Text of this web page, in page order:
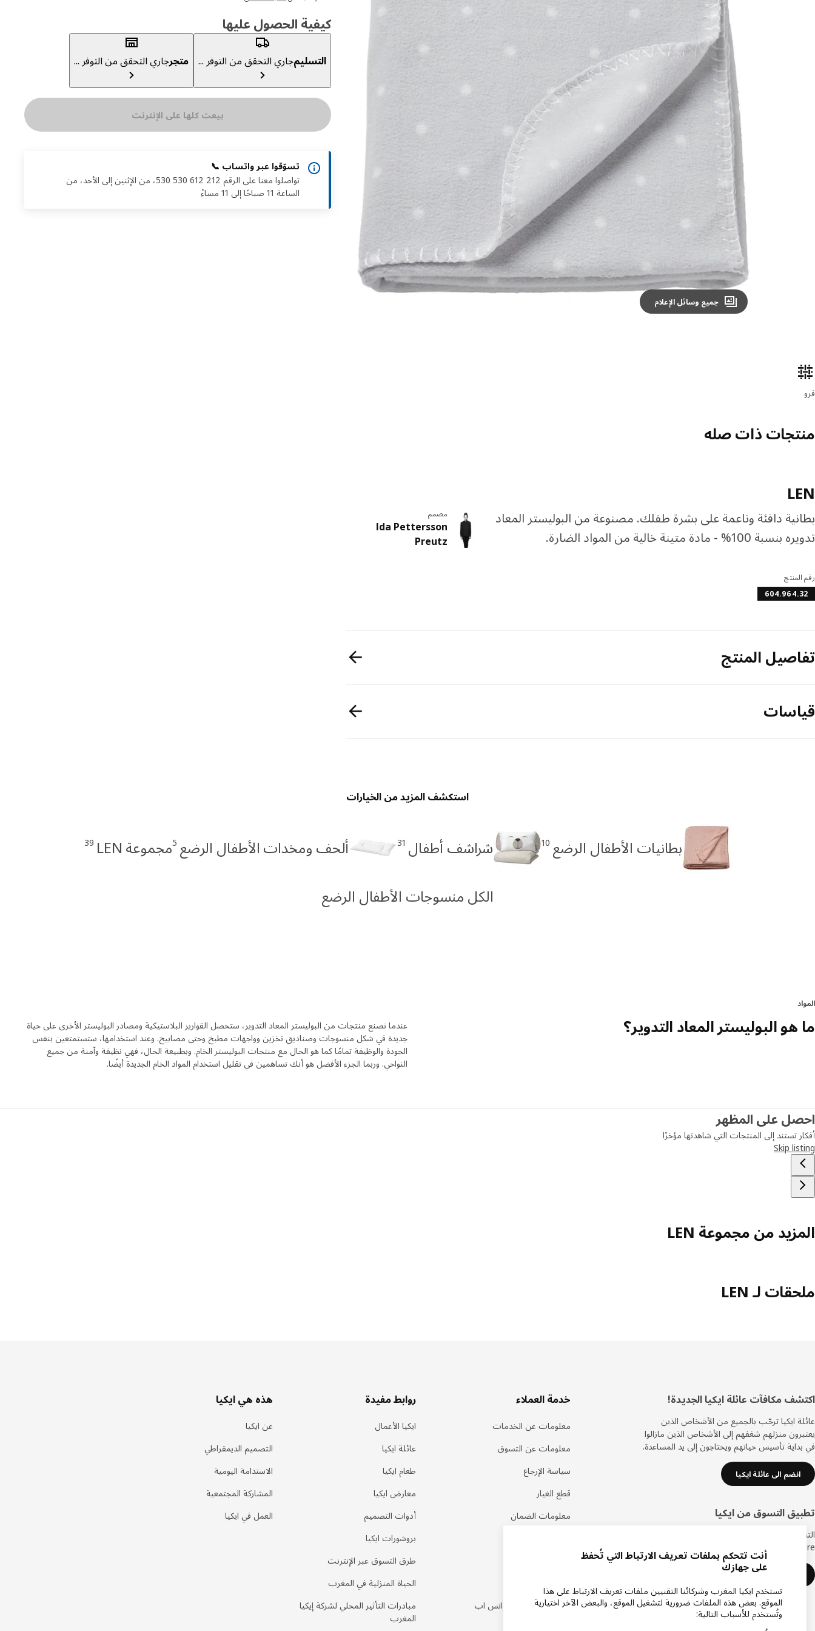
Image zoomed out, normal view
جميع وسائل الإعلام
كيفية الحصول عليها
التسليمجاري التحقق من التوفر ... متجرجاري التحقق من التوفر ...
بيعت كلها على الإنترنت
تسوّقوا عبر واتساب 📞
تواصلوا معنا على الرقم 212 612 530 530، من الإثنين إلى الأحد، من
الساعة 11 صباحًا إلى 11 مساءً
خصائص المنتج
فرو
منتجات ذات صله
LEN
بطانية دافئة وناعمة على بشرة طفلك. مصنوعة من البوليستر المعاد
تدويره بنسبة 100% - مادة متينة خالية من المواد الضارة.
مصمم
Ida Pettersson
Preutz
رقم المنتج
604.964.32
تفاصيل المنتج
قياسات
استكشف المزيد من الخيارات
بطانيات الأطفال الرضع 10 شراشف أطفال 31 ألحف ومخدات الأطفال الرضع 5مجموعة LEN 39
الكل منسوجات الأطفال الرضع
المواد
ما هو البوليستر المعاد التدوير؟
عندما نصنع منتجات من البوليستر المعاد التدوير، ستحصل القوارير البلاستيكية ومصادر البوليستر الأخرى على حياة
جديدة في شكل منسوجات وصناديق تخزين وواجهات مطبخ وحتى مصابيح. وعند استخدامها، ستستمتعين بنفس
الجودة والوظيفة تمامًا كما هو الحال مع منتجات البوليستر الخام. وبطبيعة الحال، فهي نظيفة وآمنة من جميع
النواحي. وربما الجزء الأفضل هو أنك تساهمين في تقليل استخدام المواد الخام الجديدة أيضًا.
احصل على المظهر
أفكار تستند إلى المنتجات التي شاهدتها مؤخرًا
Skip listing
المزيد من مجموعة LEN
ملحقات لـ LEN
تذييل
اكتشف مكافآت عائلة ايكيا الجديدة!
عائلة ايكيا ترحّب بالجميع من الأشخاص الذين
يعتبرون منزلهم شغفهم إلى الأشخاص الذين مازالوا
في بداية تأسيس حياتهم ويحتاجون إلى يد المساعدة.
انضم الى عائلة ايكيا
تطبيق التسوق من ايكيا
التسوق في ايكيا أصبح أكثر سهولة مع تطبيق متجر
IKEA Store الجديد.
حمل تطبيق ايكيا
خدمة العملاء
معلومات عن الخدمات
معلومات عن التسوق
سياسة الإرجاع
قطع الغيار
معلومات الضمان
خدمة الطلب عبر الواتس اب
روابط مفيدة
ايكيا الأعمال
عائلة ايكيا
طعام ايكيا
معارض ايكيا
أدوات التصميم
بروشورات ايكيا
طرق التسوق عبر الإنترنت
الحياة المنزلية في المغرب
مبادرات التأثير المحلي لشركة إيكيا
المغرب
هذه هي ايكيا
عن ايكيا
التصميم الديمقراطي
الاستدامة اليومية
المشاركة المجتمعية
العمل في ايكيا
أنت تتحكم بملفات تعريف الارتباط التي تُحفظ
على جهازك
تستخدم ايكيا المغرب وشركائنا التقنيين ملفات تعريف الارتباط على هذا
الموقع. بعض هذه الملفات ضرورية لتشغيل الموقع، والبعض الآخر اختيارية
وتُستخدم للأسباب التالية: